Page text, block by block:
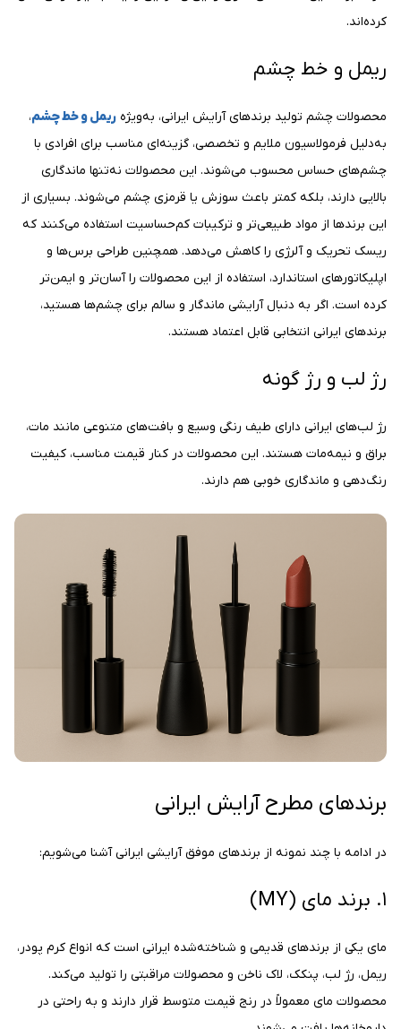
کرده‌اند.
ریمل و خط چشم
محصولات چشم تولید برندهای آرایش ایرانی، به‌ویژه ریمل و خط چشم،
به‌دلیل فرمولاسیون ملایم و تخصصی، گزینه‌ای مناسب برای افرادی با
چشم‌های حساس محسوب می‌شوند. این محصولات نه‌تنها ماندگاری
بالایی دارند، بلکه کمتر باعث سوزش یا قرمزی چشم می‌شوند. بسیاری از
این برندها از مواد طبیعی‌تر و ترکیبات کم‌حساسیت استفاده می‌کنند که
ریسک تحریک و آلرژی را کاهش می‌دهد. همچنین طراحی برس‌ها و
اپلیکاتورهای استاندارد، استفاده از این محصولات را آسان‌تر و ایمن‌تر
کرده است. اگر به دنبال آرایشی ماندگار و سالم برای چشم‌ها هستید،
برندهای ایرانی انتخابی قابل اعتماد هستند.
رژ لب و رژ گونه
رژ لب‌های ایرانی دارای طیف رنگی وسیع و بافت‌های متنوعی مانند مات،
براق و نیمه‌مات هستند. این محصولات در کنار قیمت مناسب، کیفیت
رنگ‌دهی و ماندگاری خوبی هم دارند.
برندهای مطرح آرایش ایرانی
در ادامه با چند نمونه از برندهای موفق آرایشی ایرانی آشنا می‌شویم:
۱. برند مای (MY)
مای یکی از برندهای قدیمی و شناخته‌شده ایرانی است که انواع کرم پودر،
ریمل، رژ لب، پنکک، لاک ناخن و محصولات مراقبتی را تولید می‌کند.
محصولات مای معمولاً در رنج قیمت متوسط قرار دارند و به راحتی در